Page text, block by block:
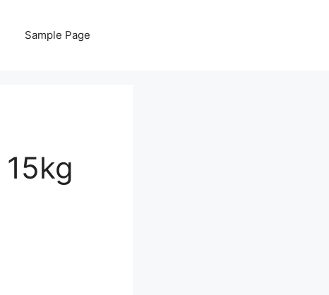
Sample Page